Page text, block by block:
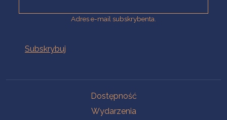
Adres e-mail subskrybenta.
Dostępność
Wydarzenia